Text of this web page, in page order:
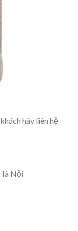
hãy liên hệ
Nội